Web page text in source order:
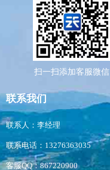
扫一扫添加客服微信
联系我们
联系人：李经理
联系电话：13276363035
客服QQ：867220900